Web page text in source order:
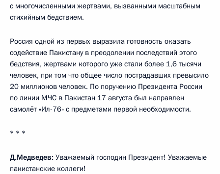
с многочисленными жертвами, вызванными масштабным
стихийным бедствием.
Россия одной из первых выразила готовность оказать
содействие Пакистану в преодолении последствий этого
бедствия, жертвами которого уже стали более 1,6 тысячи
человек, при том что общее число пострадавших превысило
20 миллионов человек. По поручению Президента России
по линии МЧС в Пакистан 17 августа был направлен
самолёт «Ил-76» с предметами первой необходимости.
* * *
Д.Медведев: Уважаемый господин Президент! Уважаемые
пакистанские коллеги!